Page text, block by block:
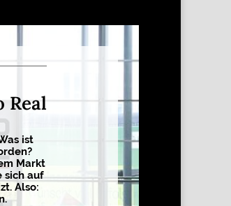
Real
ist
Markt
sich auf
Also: